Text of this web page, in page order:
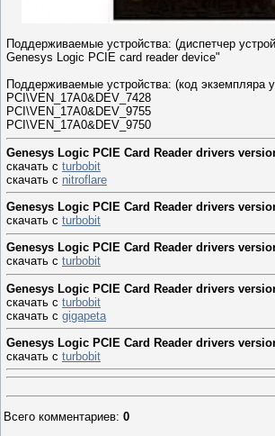
Поддерживаемые устройства: (диспетчер
Genesys Logic PCIE card reader device"
Поддерживаемые устройства: (код экземпляра
PCI\VEN_17A0&DEV_7428
PCI\VEN_17A0&DEV_9755
PCI\VEN_17A0&DEV_9750
Genesys Logic PCIE Card Reader drivers
скачать с turbobit
скачать с nitroflare
Genesys Logic PCIE Card Reader drivers
скачать с turbobit
Genesys Logic PCIE Card Reader drivers
скачать с turbobit
Genesys Logic PCIE Card Reader drivers
скачать с turbobit
скачать с gigapeta
Genesys Logic PCIE Card Reader drivers
скачать с turbobit
Всего комментариев: 0